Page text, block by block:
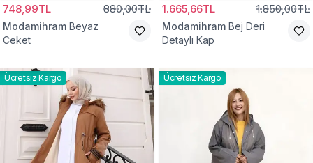
748,99TL 880,00TL
Modamihram Beyaz
Ceket
1.665,66TL 1.850,00TL
Modamihram Bej Deri
Detaylı Kap
Ücretsiz Kargo Ücretsiz Kargo